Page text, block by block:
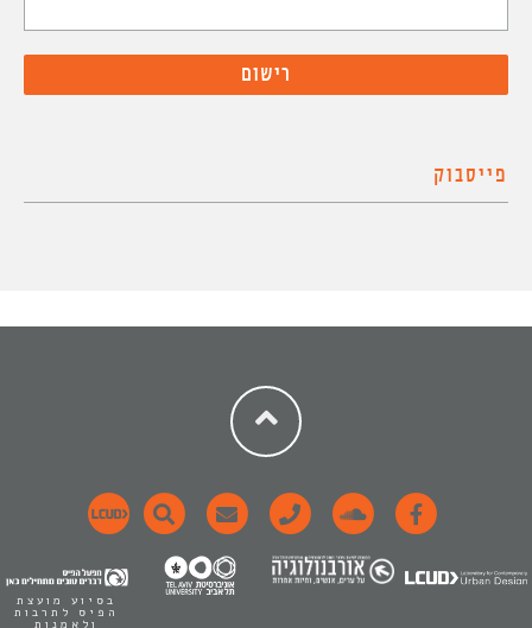
פייסבוק
בסיוע מועצת
הפיס לתרבות
ולאמנות